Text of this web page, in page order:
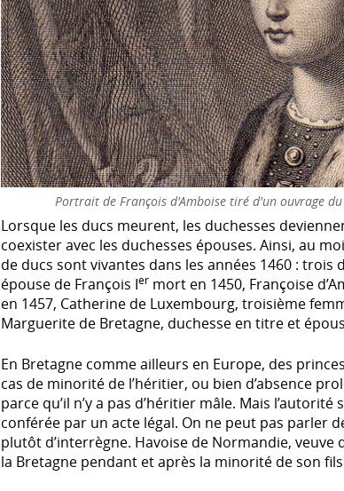
Portrait de François d'Amboise tiré d'un ouvrage du
Lorsque les ducs meurent, les duchesses
coexister avec les duchesses épouses. Ainsi, au
de ducs sont vivantes dans les années 1460 : trois
épouse de François Ier mort en 1450, Françoise
en 1457, Catherine de Luxembourg, troisième
Marguerite de Bretagne, duchesse en titre et
En Bretagne comme ailleurs en Europe, des
cas de minorité de l’héritier, ou bien d’absence
parce qu’il n’y a pas d’héritier mâle. Mais
conférée par un acte légal. On ne peut pas parler
plutôt d’interrègne. Havoise de Normandie, veuve
la Bretagne pendant et après la minorité de son fils